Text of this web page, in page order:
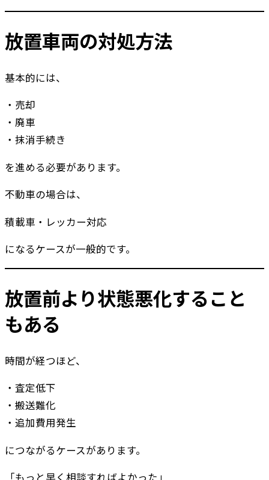
放置車両の対処方法
基本的には、
・売却
・廃車
・抹消手続き
を進める必要があります。
不動車の場合は、
積載車・レッカー対応
になるケースが一般的です。
放置前より状態悪化すること
もある
時間が経つほど、
・査定低下
・搬送難化
・追加費用発生
につながるケースがあります。
「もっと早く相談すればよかった」